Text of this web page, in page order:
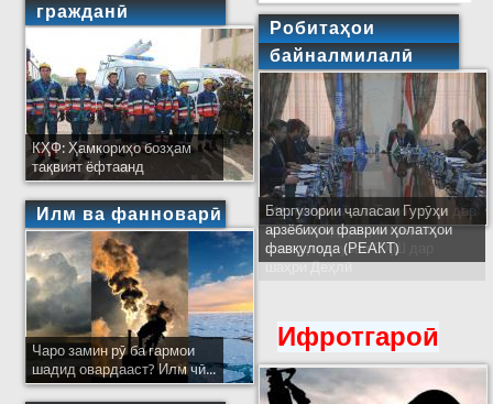
гражданӣ
КҲФ: Ҳамкориҳо бозҳам
тақвият ёфтаанд
Илм ва фанноварӣ
Чаро замин рӯ ба гармои
шадид овардааст? Илм чӣ...
Робитаҳои
байналмилалӣ
Баргузории ҷаласаи Гурӯҳи
арзёбиҳои фаврии ҳолатҳои
фавқулода (РЕАКТ)
Ширкати ҳайати Тоҷикистон дар
ҷаласаи идораҳои наҷоти
кишварҳои узви СҲШ дар
шаҳри Деҳлӣ
Ифротгароӣ